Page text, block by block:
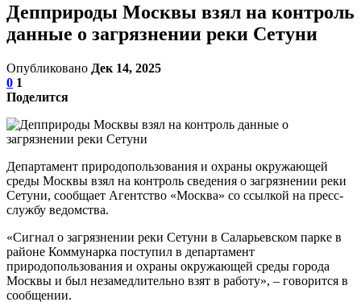
Депприроды Москвы взял на контроль
данные о загрязнении реки Сетуни
Опубликовано Дек 14, 2025
0 1
Поделится
Департамент природопользования и охраны окружающей
среды Москвы взял на контроль сведения о загрязнении реки
Сетуни, сообщает Агентство «Москва» со ссылкой на пресс-
службу ведомства.
«Сигнал о загрязнении реки Сетуни в Саларьевском парке в
районе Коммунарка поступил в департамент
природопользования и охраны окружающей среды города
Москвы и был незамедлительно взят в работу», – говорится в
сообщении.